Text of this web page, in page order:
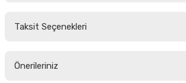
Taksit Seçenekleri
Önerileriniz